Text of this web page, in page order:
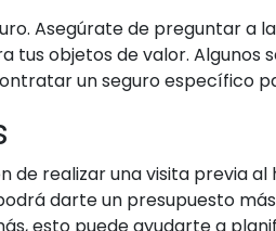
Asegúrate de preguntar a
tus objetos de valor.
un seguro específico
de realizar una visita previa
darte un presupuesto
esto puede ayudarte a